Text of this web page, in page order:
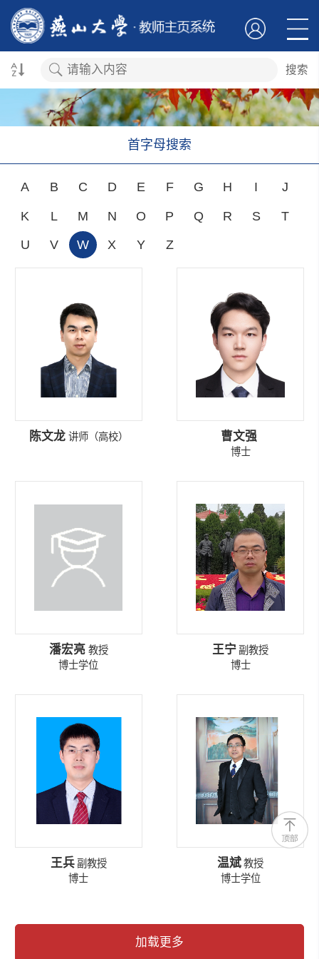
搜索
首字母搜索
A B C D E F G H I J
K L M N O P Q R S T
U V W X Y Z
陈文龙 讲师（高校） 曹文强
博士
潘宏亮 教授
博士学位
王宁 副教授
博士
王兵 副教授
博士
温斌 教授
博士学位
加载更多